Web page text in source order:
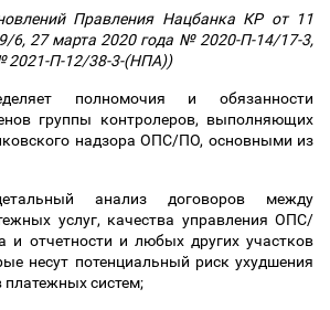
Правления Нацбанка КР от 11
6, 27 марта 2020 года № 2020-П-14/17-3,
2021-П-12/38-3-(НПА))
полномочия и обязанности
группы контролеров, выполняющих
надзора ОПС/ПО, основными из
анализ договоров между
услуг, качества управления ОПС/
и отчетности и любых других участков
несут потенциальный риск ухудшения
платежных систем;